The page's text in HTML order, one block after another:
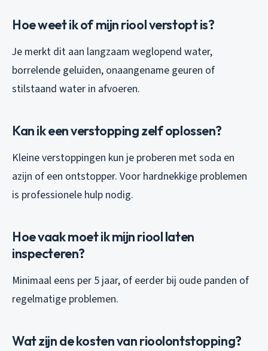
Hoe weet ik of mijn riool verstopt is?
Je merkt dit aan langzaam weglopend water,
borrelende geluiden, onaangename geuren of
stilstaand water in afvoeren.
Kan ik een verstopping zelf oplossen?
Kleine verstoppingen kun je proberen met soda en
azijn of een ontstopper. Voor hardnekkige problemen
is professionele hulp nodig.
Hoe vaak moet ik mijn riool laten
inspecteren?
Minimaal eens per 5 jaar, of eerder bij oude panden of
regelmatige problemen.
Wat zijn de kosten van rioolontstopping?